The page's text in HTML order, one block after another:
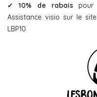
✔10% de rabaispour
Assistance visio sur le site
LBP10